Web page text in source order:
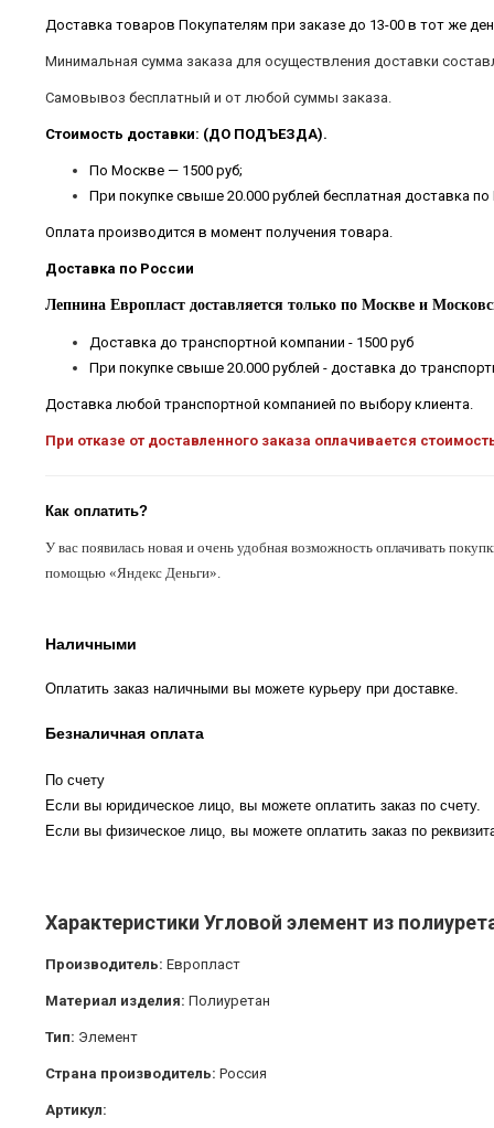
Доставка товаров Покупателям при заказе до 13-00 в тот же
Минимальная сумма заказа для осуществления доставки
Самовывоз бесплатный и от любой суммы заказа.
Стоимость доставки: (ДО ПОДЪЕЗДА).
По Москве — 1500 руб;
При покупке свыше 20.000 рублей бесплатная доставка
Оплата производится в момент получения товара.
Доставка по России
Лепнина Европласт доставляется только по Москве и
Доставка до транспортной компании - 1500 руб
При покупке свыше 20.000 рублей - доставка до
Доставка любой транспортной компанией по выбору клиента.
При отказе от доставленного заказа оплачивается
Как оплатить?
У вас появилась новая и очень удобная возможность оплачивать
помощью «Яндекс Деньги».
Наличными
Оплатить заказ наличными вы можете курьеру при доставке.
Безналичная оплата
По счету
Если вы юридическое лицо, вы можете оплатить заказ по счету.
Если вы физическое лицо, вы можете оплатить заказ по
Характеристики Угловой элемент из
Производитель: Европласт
Материал изделия: Полиуретан
Тип: Элемент
Страна производитель: Россия
Артикул: